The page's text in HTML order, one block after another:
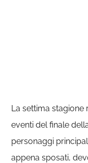
La settima
eventi del finale
personaggi
appena sposati,